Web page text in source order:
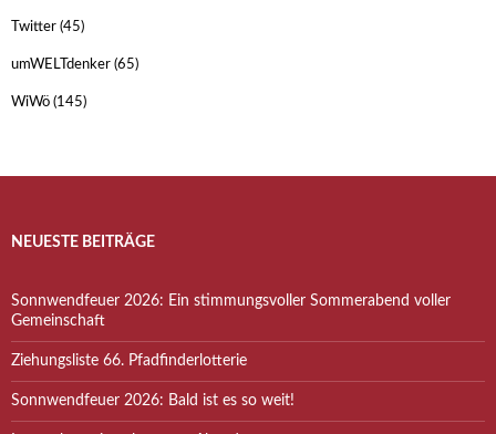
Twitter (45)
umWELTdenker (65)
WiWö (145)
NEUESTE BEITRÄGE
Sonnwendfeuer 2026: Ein stimmungsvoller Sommerabend voller
Gemeinschaft
Ziehungsliste 66. Pfadfinderlotterie
Sonnwendfeuer 2026: Bald ist es so weit!